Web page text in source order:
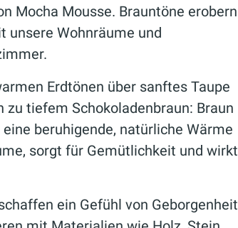
Mocha Mousse. Brauntöne erobern
unsere Wohnräume und
Erdtönen über sanftes Taupe
zu tiefem Schokoladenbraun: Braun
beruhigende, natürliche Wärme
sorgt für Gemütlichkeit und wirkt
ein Gefühl von Geborgenheit